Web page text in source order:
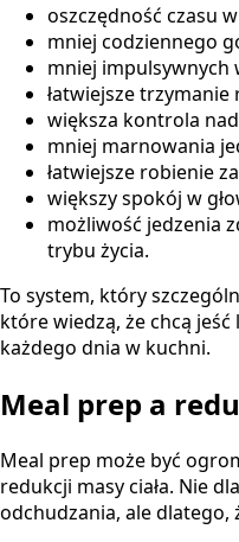
oszczędność czasu
mniej codziennego
mniej impulsywnych
łatwiejsze trzymanie
większa kontrola
mniej marnowania
łatwiejsze robienie
większy spokój w
możliwość jedzenia
trybu życia.
To system, który
które wiedzą, że chcą jeść
każdego dnia w kuchni.
Meal prep a
Meal prep może być
redukcji masy ciała. Nie
odchudzania, ale dlatego,